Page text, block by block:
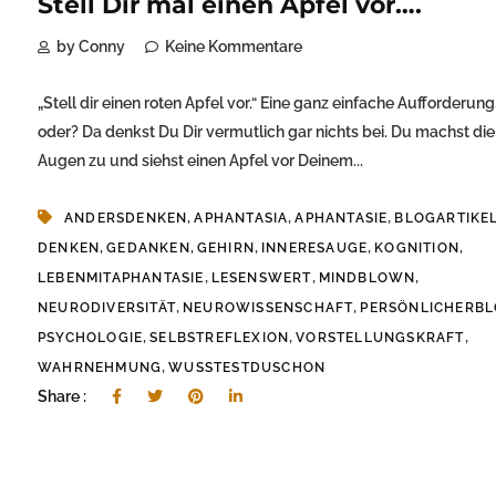
by Conny Keine Kommentare
„Stell dir einen roten Apfel vor.“ Eine ganz einfache
oder? Da denkst Du Dir vermutlich gar nichts bei. Du machst die
Augen zu und siehst einen Apfel vor Deinem...
ANDERSDENKEN,APHANTASIA,APHANTASIE, BLOGARTIKEL
DENKEN,GEDANKEN, GEHIRN, INNERESAUGE, KOGNITION,
LEBENMITAPHANTASIE, LESENSWERT, MINDBLOWN,
NEURODIVERSITÄT, NEUROWISSENSCHAFT,
PSYCHOLOGIE,SELBSTREFLEXION,VORSTELLUNGSKRAFT,
WAHRNEHMUNG,WUSSTESTDUSCHON
Share :